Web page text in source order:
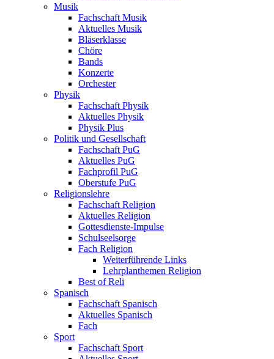
Musik
Fachschaft Musik
Aktuelles Musik
Bläserklasse
Chöre
Bands
Konzerte
Orchester
Physik
Fachschaft Physik
Aktuelles Physik
Physik Plus
Politik und Gesellschaft
Fachschaft PuG
Aktuelles PuG
Fachprofil PuG
Oberstufe PuG
Religionslehre
Fachschaft Religion
Aktuelles Religion
Gottesdienste-Impulse
Schulseelsorge
Fach Religion
Weiterführende Links
Lehrplanthemen Religion
Best of Reli
Spanisch
Fachschaft Spanisch
Aktuelles Spanisch
Fach
Sport
Fachschaft Sport